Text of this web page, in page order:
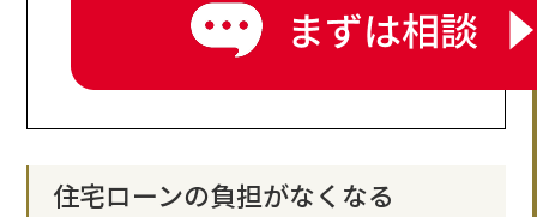
住宅ローンの負担がなくなる